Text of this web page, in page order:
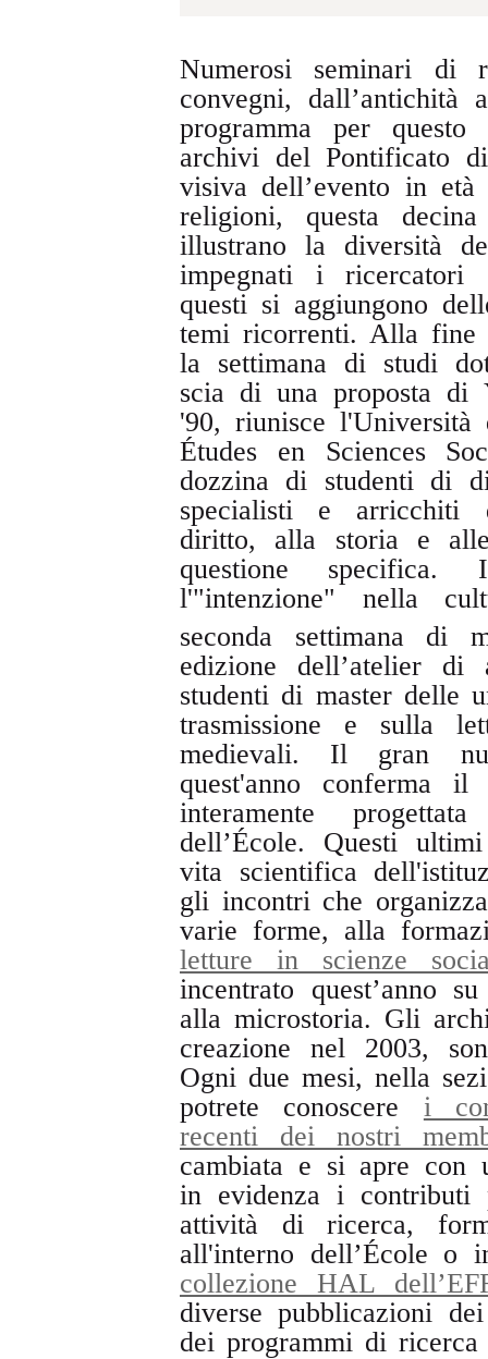
Numerosi seminari di
convegni, dall’antichità
programma per
archivi del Pontificato
visiva dell’evento in
religioni, questa
illustrano la diversità
impegnati i
questi si aggiungono
temi ricorrenti. Alla fine
la settimana di studi
scia di una proposta di
'90, riunisce
Études en Sciences
dozzina di studenti di
specialisti e arricchiti
diritto, alla storia e
questione
l'"intenzione" nella
seconda settimana di
edizione dell’atelier
studenti di master delle
trasmissione e sulla
medievali. Il gran
quest'anno conferma il
interamente
dell’École. Questi
vita scientifica
gli incontri che
varie forme, alla
letture in scienze
incentrato quest’anno
alla microstoria. Gli
creazione nel 2003,
Ogni due mesi, nella
potrete conoscere i
recenti dei nostri
cambiata e si apre con
in evidenza i
attività di ricerca,
all'interno dell’École o
collezione HAL
diverse pubblicazioni
dei programmi di ricerca